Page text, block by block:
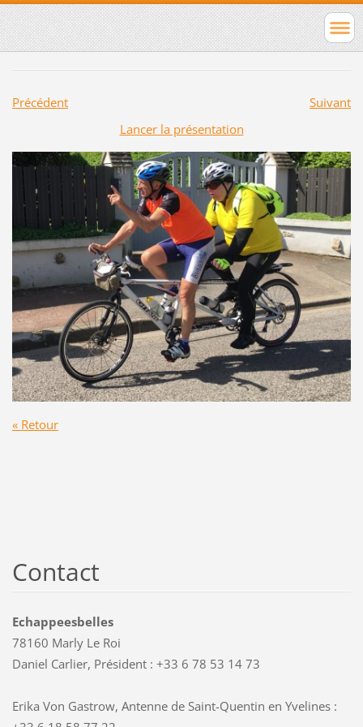
Précédent
Suivant
Lancer la présentation
« Retour
Contact
Echappeesbelles
78160 Marly Le Roi
Daniel Carlier, Président : +33 6 78 53 14 73
Erika Von Gastrow, Antenne de Saint-Quentin en Yvelines :